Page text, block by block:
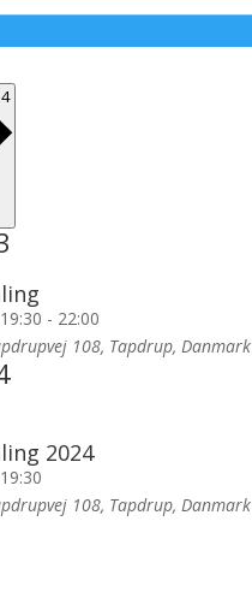
Vælg
- 22:00
108, Tapdrup, Danmark
2024
108, Tapdrup, Danmark